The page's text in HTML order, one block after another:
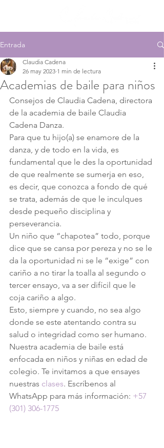
Entrada
Academias de baile para niños
Claudia Cadena
26 may 2023 1 min de lectura
Consejos de Claudia Cadena, directora
de la academia de baile Claudia
Cadena Danza.
Para que tu hijo(a) se enamore de la
danza, y de todo en la vida, es
fundamental que le des la oportunidad
de que realmente se sumerja en eso,
es decir, que conozca a fondo de qué
se trata, además de que le inculques
desde pequeño disciplina y
perseverancia.
Un niño que “chapotea” todo, porque
dice que se cansa por pereza y no se le
da la oportunidad ni se le “exige” con
cariño a no tirar la toalla al segundo o
tercer ensayo, va a ser difícil que le
coja cariño a algo.
Esto, siempre y cuando, no sea algo
donde se este atentando contra su
salud o integridad como ser humano.
Nuestra academia de baile está
enfocada en niños y niñas en edad de
colegio. Te invitamos a que ensayes
nuestras clases. Escríbenos al
WhatsApp para más información: +57
(301) 306-1775